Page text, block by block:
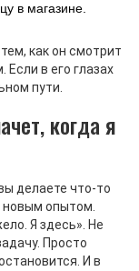
в магазине.
как он смотрит
Если в его глазах
пути.
когда я
делаете что-то
новым опытом.
Я здесь». Не
Просто
И в